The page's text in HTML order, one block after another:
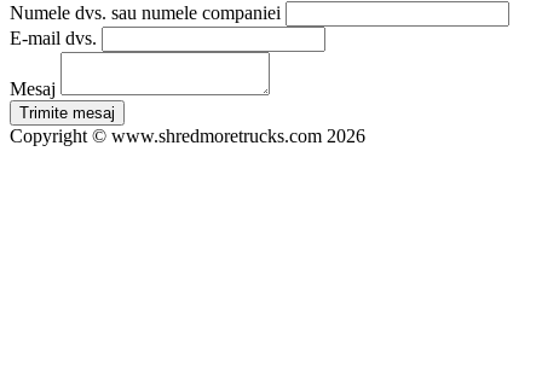
Numele dvs. sau numele companiei
E-mail dvs.
Mesaj
Copyright © www.shredmoretrucks.com 2026